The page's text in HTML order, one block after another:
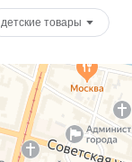
детские товары